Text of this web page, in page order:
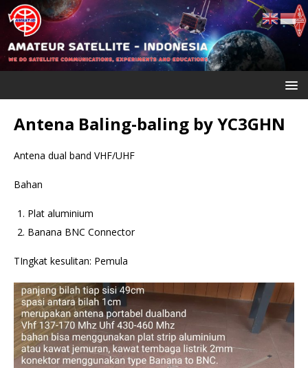
Antena Baling-baling by YC3GHN
Antena dual band VHF/UHF
Bahan
Plat aluminium
Banana BNC Connector
TIngkat kesulitan: Pemula